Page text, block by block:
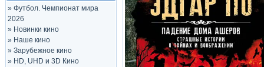
» Футбол. Чемпионат мира
2026
» Новинки кино
» Наше кино
» Зарубежное кино
» HD, UHD и 3D Кино